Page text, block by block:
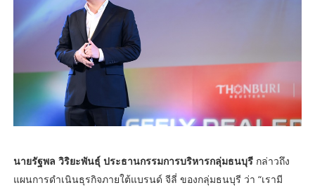
นายรัฐพล วิริยะพันธุ์ ประธานกรรมการบริหารกลุ่มธนบุรีกล่าวถึง
แผนการดำเนินธุรกิจภายใต้แบรนด์ จีลี่ ของกลุ่มธนบุรี ว่า “เรามี